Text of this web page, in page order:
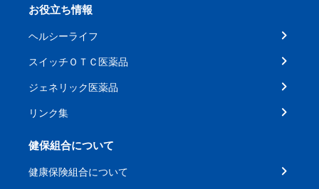
お役立ち情報
ヘルシーライフ
スイッチＯＴＣ医薬品
ジェネリック医薬品
リンク集
健保組合について
健康保険組合について